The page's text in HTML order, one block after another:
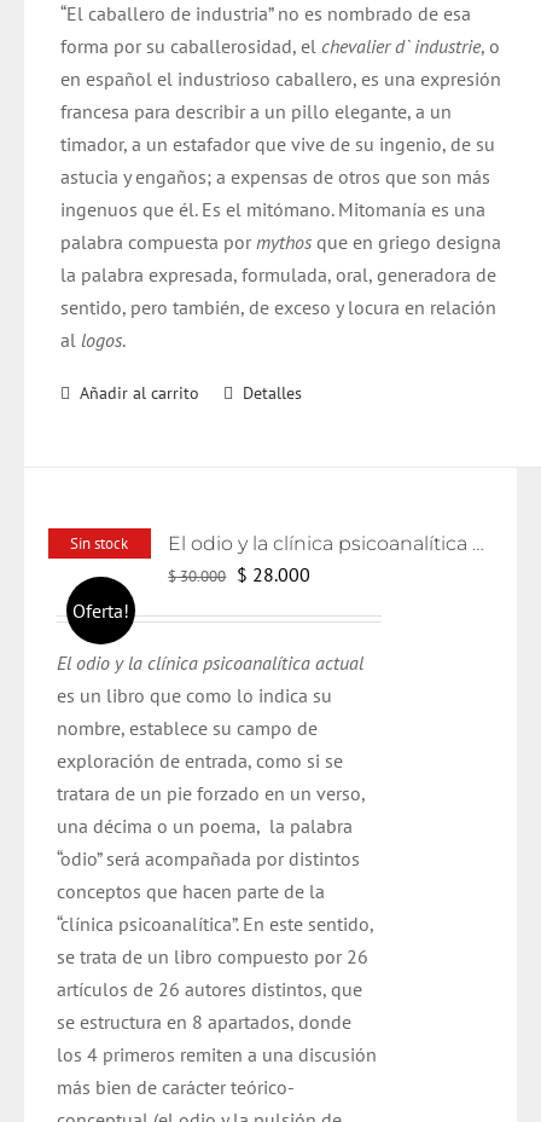
era:
$ 20.000.
es:
$ 19.000.
“El caballero de industria” no es nombrado de esa
forma por su caballerosidad, el chevalier d` industrie, o
en español el industrioso caballero, es una expresión
francesa para describir a un pillo elegante, a un
timador, a un estafador que vive de su ingenio, de su
astucia y engaños; a expensas de otros que son más
ingenuos que él. Es el mitómano. Mitomanía es una
palabra compuesta por mythos que en griego designa
la palabra expresada, formulada, oral, generadora de
sentido, pero también, de exceso y locura en relación
al logos.
Añadir al carrito Detalles
Sin stock
Oferta!
El odio y la clínica psicoanalítica actual
$30.000 El
era:
$ 30.000.
$ 28.000
es:
$ 28.000.
El odio y la clínica psicoanalítica actual
es un libro que como lo indica su
nombre, establece su campo de
exploración de entrada, como si se
tratara de un pie forzado en un verso,
una décima o un poema, la palabra
“odio” será acompañada por distintos
conceptos que hacen parte de la
“clínica psicoanalítica”. En este sentido,
se trata de un libro compuesto por 26
artículos de 26 autores distintos, que
se estructura en 8 apartados, donde
los 4 primeros remiten a una discusión
más bien de carácter teórico-